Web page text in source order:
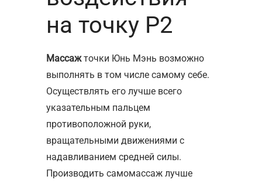
на точку P2
Массажточки Юнь Мэнь возможно
выполнять в том числе самому себе.
Осуществлять его лучше всего
указательным пальцем
противоположной руки,
вращательными движениями с
надавливанием средней силы.
Производить самомассаж лучше